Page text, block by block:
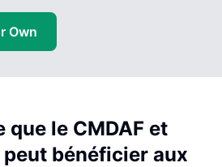
Own
que le CMDAF et
bénéficier aux